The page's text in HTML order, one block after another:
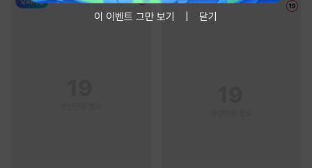
이 이벤트 그만 보기 닫기